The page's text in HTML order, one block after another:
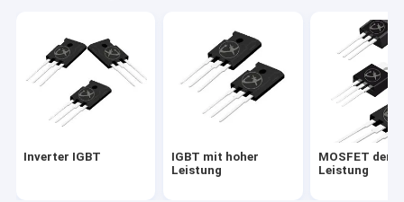
Niedriges VF Schottky
Halbleiter mit hoher Leistung
Siliziumkarbid-MOSFET
Inverter IGBT
IGBT mit hoher
Leistung
MOSFET der
Leistung